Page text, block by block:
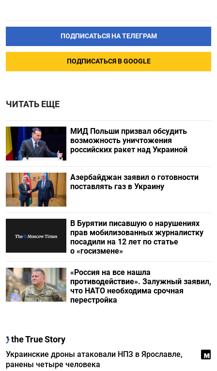
ПОДПИСАТЬСЯ НА ТЕЛЕГРАМ
ПОДПИСАТЬСЯ В GOOGLE
ЧИТАТЬ ЕЩЕ
МИД Польши призвал обсудить
возможность уничтожения
российских ракет над Украиной
Азербайджан заявил о готовности
поставлять газ в Украину
В Бурятии писавшую о нарушениях
прав мобилизованных журналистку
посадили на 12 лет по статье
о «госизмене»
«Россия на все нашла
противодействие». Залужный заявил,
что НАТО необходима срочная
перестройка